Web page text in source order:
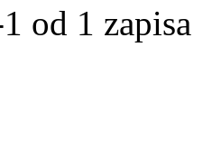
od 1 zapisa